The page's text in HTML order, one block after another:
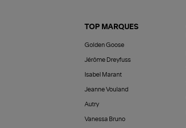
TOP MARQUES
Golden Goose
Jérôme Dreyfuss
Isabel Marant
Jeanne Vouland
Autry
Vanessa Bruno